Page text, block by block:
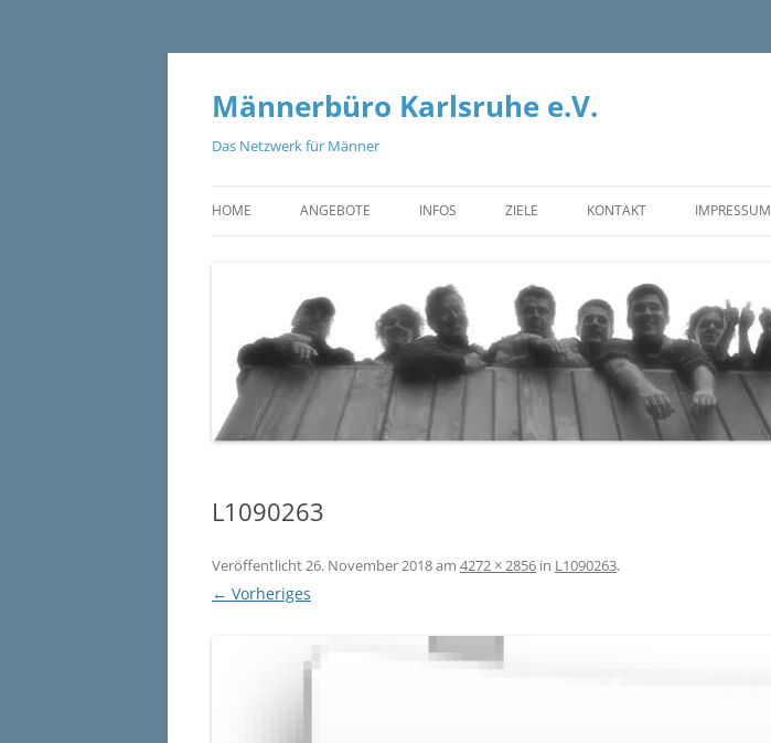
Zum
springen
Männerbüro Karlsruhe e.V.
Das Netzwerk für Männer
HOME ANGEBOTE INFOS ZIELE KONTAKT IMPRESSUM
L1090263
Veröffentlicht26. November 2018am 4272 × 2856 in L1090263.
← Vorheriges